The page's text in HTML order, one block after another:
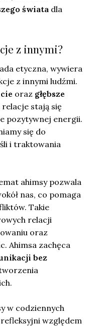
świata dla
z innymi?
etyczna, wywiera
z innymi ludźmi.
oraz głębsze
stają się
pozytywnej energii.
się do
i traktowania
ahimsy pozwala
nas, co pomaga
Takie
relacji
oraz
Ahimsa zachęca
bez
w codziennych
względem